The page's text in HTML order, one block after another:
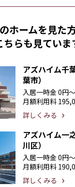
ホームを見た
ちらも見ていま
アズハイム千
葉市）
入居一時金 0円
月額利用料
詳しくみる
アズハイム一
川区）
入居一時金 0円
月額利用料
詳しくみる